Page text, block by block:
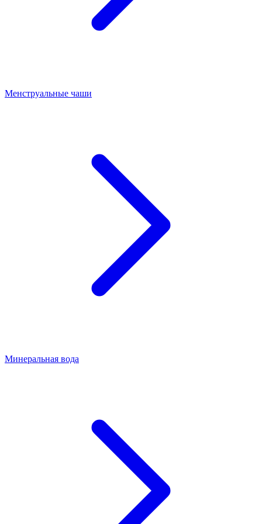
Менструальные чаши
Минеральная вода